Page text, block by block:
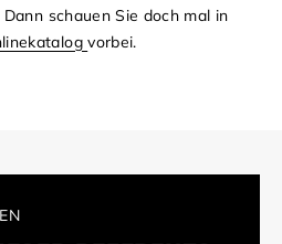
schauen Sie doch mal in
vorbei.